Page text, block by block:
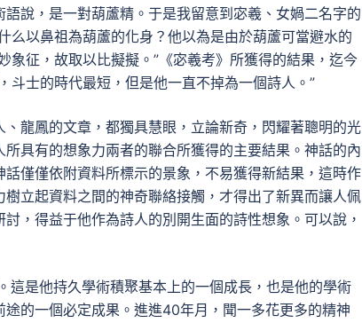
說，是一對葫蘆精。于是我留意到宓羲、女媧二名字的
么以鼻祖為葫蘆的化身？他以為是由於葫蘆可當避水的
象征，故取以比擬擬。”《宓羲考》所獲得的結果，迄今
斗士的時代最短，但是他一直不掉為一個詩人。”
龍鳳的文章，都獨具慧眼，立論新奇，閃耀著聰明的光
具有的想象力兩者的聯合所獲得的主要結果。神話的內
僅僅依附資料所標示的景象，不易獲得新結果，這時作
立起資料之間的神奇聯絡接觸，才得出了新異而讓人佩
，得益于他作為詩人的別開生面的詩性想象。可以說，
是他持久學術積聚基本上的一個成長，也是他的學術
的一個必定成果。進進40年月，聞一多花更多的精神